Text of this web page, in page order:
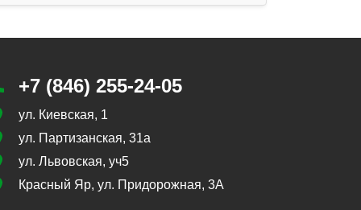
+7 (846) 255-24-05
ул. Киевская, 1
ул. Партизанская, 31а
ул. Львовская, уч5
Красный Яр, ул. Придорожная, 3А